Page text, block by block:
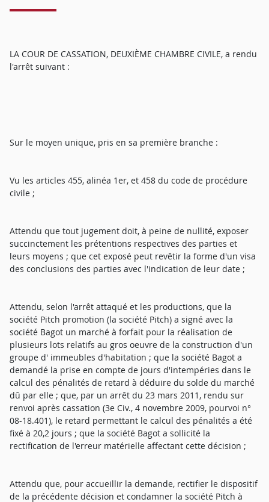
LA COUR DE CASSATION, DEUXIÈME CHAMBRE CIVILE, a rendu
l'arrêt suivant :
Sur le moyen unique, pris en sa première branche :
Vu les articles 455, alinéa 1er, et 458 du code de procédure
civile ;
Attendu que tout jugement doit, à peine de nullité, exposer
succinctement les prétentions respectives des parties et
leurs moyens ; que cet exposé peut revêtir la forme d'un visa
des conclusions des parties avec l'indication de leur date ;
Attendu, selon l'arrêt attaqué et les productions, que la
société Pitch promotion (la société Pitch) a signé avec la
société Bagot un marché à forfait pour la réalisation de
plusieurs lots relatifs au gros oeuvre de la construction d'un
groupe d' immeubles d'habitation ; que la société Bagot a
demandé la prise en compte de jours d'intempéries dans le
calcul des pénalités de retard à déduire du solde du marché
dû par elle ; que, par un arrêt du 23 mars 2011, rendu sur
renvoi après cassation (3e Civ., 4 novembre 2009, pourvoi n°
08-18.401), le retard permettant le calcul des pénalités a été
fixé à 20,2 jours ; que la société Bagot a sollicité la
rectification de l'erreur matérielle affectant cette décision ;
Attendu que, pour accueillir la demande, rectifier le dispositif
de la précédente décision et condamner la société Pitch à